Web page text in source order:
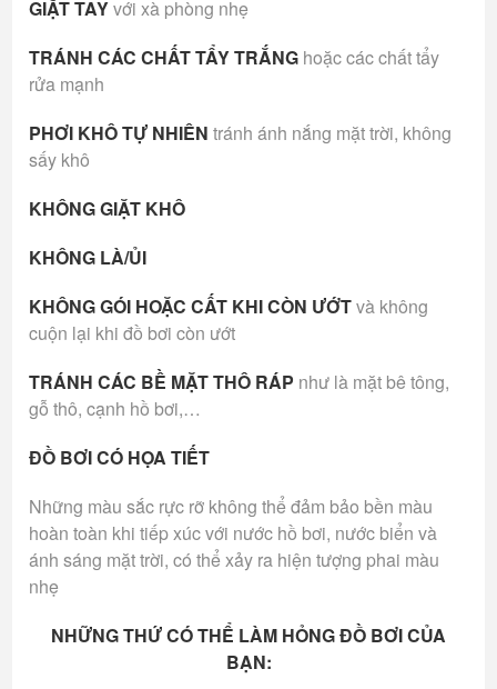
GIẶT TAYvới xà phòng nhẹ
TRÁNH CÁC CHẤT TẨY TRẮNG hoặc các chất tẩy
rửa mạnh
PHƠI KHÔ TỰ NHIÊN tránh ánh nắng mặt trời, không
sấy khô
KHÔNG GIẶT KHÔ
KHÔNG LÀ/ỦI
KHÔNG GÓI HOẶC CẤT KHI CÒN ƯỚTvà không
cuộn lại khi đồ bơi còn ướt
TRÁNH CÁC BỀ MẶT THÔ RÁP như là mặt bê tông,
gỗ thô, cạnh hồ bơi,…
ĐỒ BƠI CÓ HỌA TIẾT
Những màu sắc rực rỡ không thể đảm bảo bền màu
hoàn toàn khi tiếp xúc với nước hồ bơi, nước biển và
ánh sáng mặt trời, có thể xảy ra hiện tượng phai màu
nhẹ
NHỮNG THỨ CÓ THỂ LÀM HỎNG ĐỒ BƠI CỦA
BẠN: